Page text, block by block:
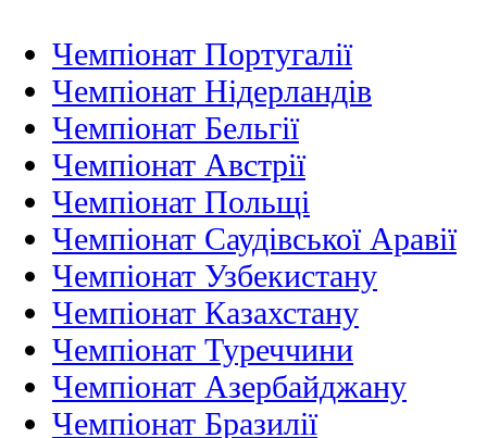
Чемпіонат Португалії
Чемпіонат Нідерландiв
Чемпіонат Бельгії
Чемпіонат Австрії
Чемпіонат Польщі
Чемпіонат Саудівської Аравії
Чемпіонат Узбекистану
Чемпіонат Казахстану
Чемпіонат Туреччини
Чемпіонат Азербайджану
Чемпіонат Бразилії